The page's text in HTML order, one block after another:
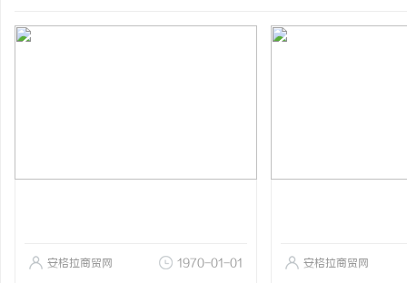
安格拉商贸网 1970-01-01 安格拉商贸网